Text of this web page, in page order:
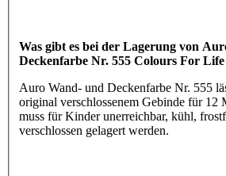
Was gibt es bei der Lagerung von
Deckenfarbe Nr. 555 Colours For Life
Auro Wand- und Deckenfarbe Nr. 555
original verschlossenem Gebinde für 12
muss für Kinder unerreichbar, kühl,
verschlossen gelagert werden.